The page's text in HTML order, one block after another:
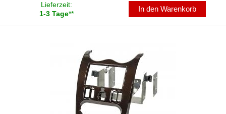
Lieferzeit:
1-3 Tage**
In den Warenkorb